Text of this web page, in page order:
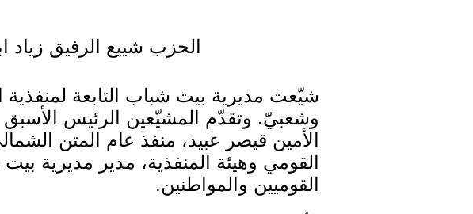
الحزب شييع الرفيق
شيّعت مديرية بيت شباب التابعة لمنفذية
وشعبيّ. وتقدّم المشيّعين الرئيس
الأمين قيصر عبيد، منفذ عام المتن
القومي وهيئة المنفذية، مدير مديرية
القوميين والمواطنين.